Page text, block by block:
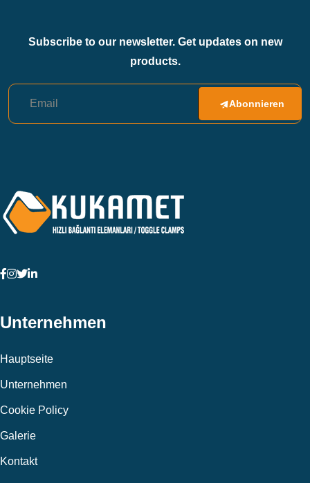
Subscribe to our newsletter. Get updates on new
products.
Abonnieren
Unternehmen
Hauptseite
Unternehmen
Cookie Policy
Galerie
Kontakt